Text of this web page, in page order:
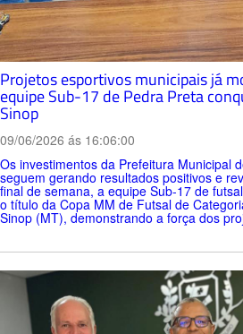
Projetos esportivos municipais já
equipe Sub-17 de Pedra Preta
Sinop
09/06/2026 ás 16:06:00
Os investimentos da Prefeitura Municipal
seguem gerando resultados positivos e
final de semana, a equipe Sub-17 de
o título da Copa MM de Futsal de
Sinop (MT), demonstrando a força dos